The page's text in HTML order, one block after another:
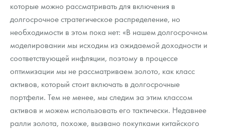
которые можно рассматривать для включения в
долгосрочное стратегическое распределение, но
необходимости в этом пока нет: «В нашем долгосрочном
моделировании мы исходим из ожидаемой доходности и
соответствующей инфляции, поэтому в процессе
оптимизации мы не рассматриваем золото, как класс
активов, который стоит включать в долгосрочные
портфели. Тем не менее, мы следим за этим классом
активов и можем использовать его тактически. Недавнее
ралли золота, похоже, вызвано покупками китайского